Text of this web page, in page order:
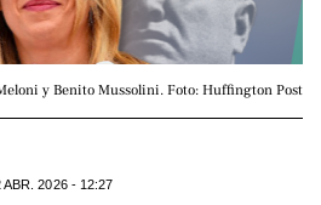
y Benito Mussolini. Foto: Huffington Post
ABR. 2026 - 12:27